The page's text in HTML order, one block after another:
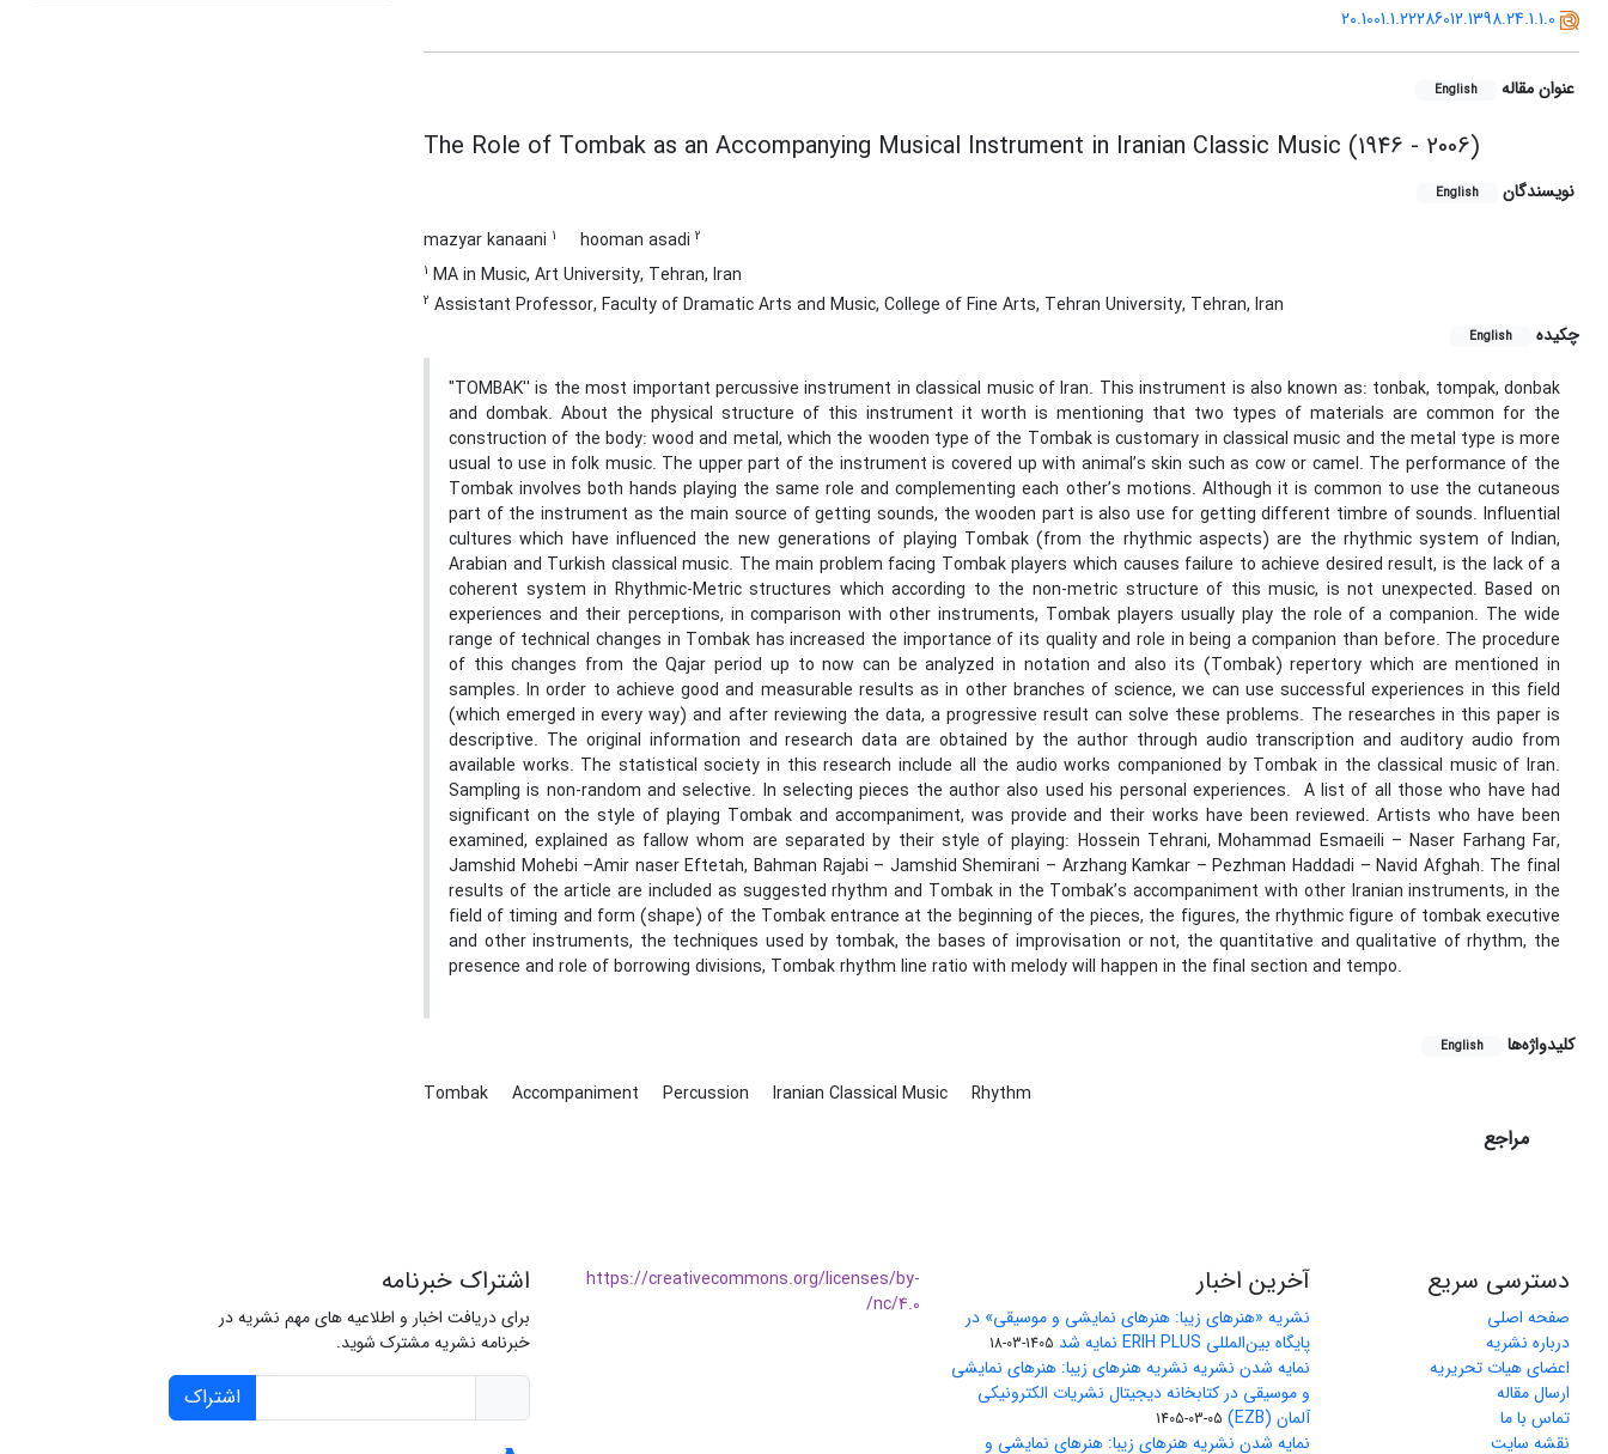
20.1001.1.22286012.1398.24.1.1.0
عنوان مقاله English
The Role of Tombak as an Accompanying Musical Instrument in Iranian Classic Music (1946 - 2006)
نویسندگان English
mazyar kanaani 1 hooman asadi 2
1 MA in Music, Art University, Tehran, Iran
2 Assistant Professor, Faculty of Dramatic Arts and Music, College of Fine Arts, Tehran University, Tehran, Iran
چکیده
English
"TOMBAK'' is the most important percussive instrument in classical music of Iran. This instrument is also known as: tonbak, tompak, donbak
and dombak. About the physical structure of this instrument it worth is mentioning that two types of materials are common for the
construction of the body: wood and metal, which the wooden type of the Tombak is customary in classical music and the metal type is more
usual to use in folk music. The upper part of the instrument is covered up with animal’s skin such as cow or camel. The performance of the
Tombak involves both hands playing the same role and complementing each other’s motions. Although it is common to use the cutaneous
part of the instrument as the main source of getting sounds, the wooden part is also use for getting different timbre of sounds. Influential
cultures which have influenced the new generations of playing Tombak (from the rhythmic aspects) are the rhythmic system of Indian,
Arabian and Turkish classical music. The main problem facing Tombak players which causes failure to achieve desired result, is the lack of a
coherent system in Rhythmic-Metric structures which according to the non-metric structure of this music, is not unexpected. Based on
experiences and their perceptions, in comparison with other instruments, Tombak players usually play the role of a companion. The wide
range of technical changes in Tombak has increased the importance of its quality and role in being a companion than before. The procedure
of this changes from the Qajar period up to now can be analyzed in notation and also its (Tombak) repertory which are mentioned in
samples. In order to achieve good and measurable results as in other branches of science, we can use successful experiences in this field
(which emerged in every way) and after reviewing the data, a progressive result can solve these problems. The researches in this paper is
descriptive. The original information and research data are obtained by the author through audio transcription and auditory audio from
available works. The statistical society in this research include all the audio works companioned by Tombak in the classical music of Iran.
Sampling is non-random and selective. In selecting pieces the author also used his personal experiences. A list of all those who have had
significant on the style of playing Tombak and accompaniment, was provide and their works have been reviewed. Artists who have been
examined, explained as fallow whom are separated by their style of playing: Hossein Tehrani, Mohammad Esmaeili – Naser Farhang Far,
Jamshid Mohebi –Amir naser Eftetah, Bahman Rajabi – Jamshid Shemirani – Arzhang Kamkar – Pezhman Haddadi – Navid Afghah. The final
results of the article are included as suggested rhythm and Tombak in the Tombak’s accompaniment with other Iranian instruments, in the
field of timing and form (shape) of the Tombak entrance at the beginning of the pieces, the figures, the rhythmic figure of tombak executive
and other instruments, the techniques used by tombak, the bases of improvisation or not, the quantitative and qualitative of rhythm, the
presence and role of borrowing divisions, Tombak rhythm line ratio with melody will happen in the final section and tempo.
کلیدواژه‌ها English
Tombak Accompaniment Percussion Iranian Classical Music Rhythm
مراجع
دسترسی سریع
صفحه اصلی
درباره نشریه
اعضای هیات تحریریه
ارسال مقاله
تماس با ما
نقشه سایت
آخرین اخبار
نشریه «هنرهای زیبا: هنرهای نمایشی و موسیقی» در
پایگاه بین‌المللی ERIH PLUS نمایه شد
1405-03-18
نمایه شدن نشریه نشریه هنرهای زیبا: هنرهای نمایشی
و موسیقی در کتابخانه دیجیتال نشریات الکترونیکی
آلمان (EZB)
1405-03-05
نمایه شدن نشریه هنرهای زیبا: هنرهای نمایشی و
https://creativecommons.org/licenses/by-
nc/4.0/
اشتراک خبرنامه
برای دریافت اخبار و اطلاعیه های مهم نشریه در
خبرنامه نشریه مشترک شوید.
اشتراک